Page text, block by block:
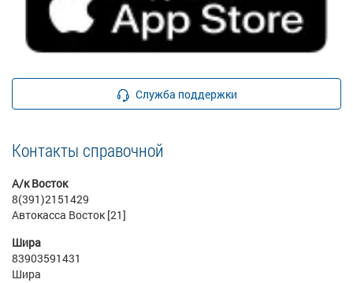
Служба поддержки
Контакты справочной
А/к Восток
8(391)2151429
Автокасса Восток [21]
Шира
83903591431
Шира